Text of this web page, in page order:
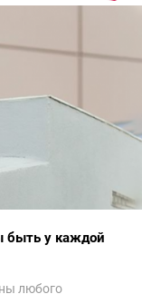
быть у каждой
любого